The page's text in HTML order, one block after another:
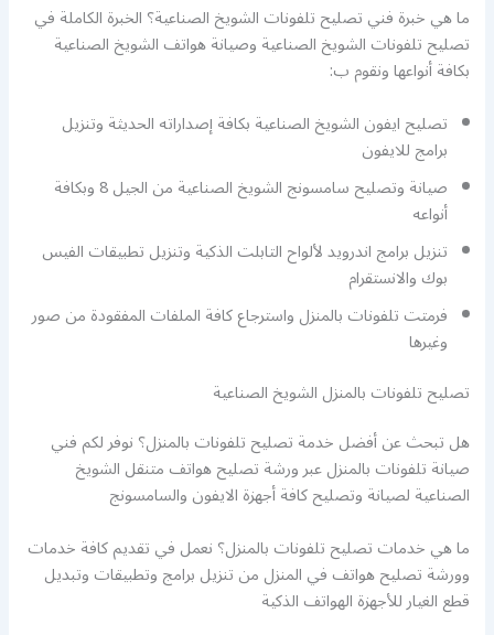
ما هي خبرة فني تصليح تلفونات الشويخ الصناعية؟ الخبرة الكاملة في
تصليح تلفونات الشويخ الصناعية وصيانة هواتف الشويخ الصناعية
بكافة أنواعها ونقوم ب:
تصليح ايفون الشويخ الصناعية بكافة إصداراته الحديثة وتنزيل
برامج للايفون
صيانة وتصليح سامسونج الشويخ الصناعية من الجيل 8 وبكافة
أنواعه
تنزيل برامج اندرويد لألواح التابلت الذكية وتنزيل تطبيقات الفيس
بوك والانستقرام
فرمتت تلفونات بالمنزل واسترجاع كافة الملفات المفقودة من صور
وغيرها
تصليح تلفونات بالمنزل الشويخ الصناعية
هل تبحث عن أفضل خدمة تصليح تلفونات بالمنزل؟ نوفر لكم فني
صيانة تلفونات بالمنزل عبر ورشة تصليح هواتف متنقل الشويخ
الصناعية لصيانة وتصليح كافة أجهزة الايفون والسامسونج
ما هي خدمات تصليح تلفونات بالمنزل؟ نعمل في تقديم كافة خدمات
وورشة تصليح هواتف في المنزل من تنزيل برامج وتطبيقات وتبديل
قطع الغيار للأجهزة الهواتف الذكية